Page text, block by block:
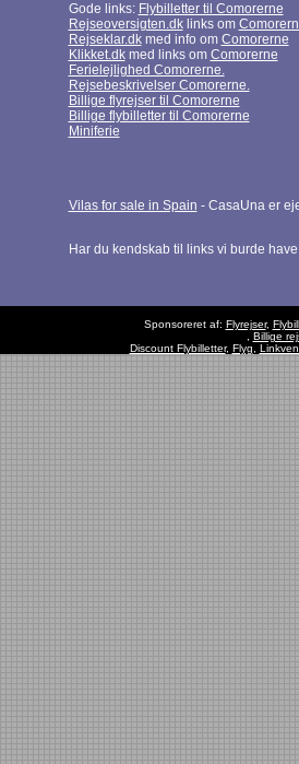
Gode links: Flybilletter til Comorerne
Rejseoversigten.dklinks om
Rejseklar.dkmed info om Comorerne
Klikket.dkmed links om Comorerne
Ferielejlighed Comorerne.
Rejsebeskrivelser Comorerne.
Billige flyrejser til Comorerne
Billige flybilletter til Comorerne
Miniferie
Vilas for sale in Spain - CasaUna er
Har du kendskab til links vi burde
Sponsoreret af: Flyrejser,
Billige
Discount Flybilletter, Flyg